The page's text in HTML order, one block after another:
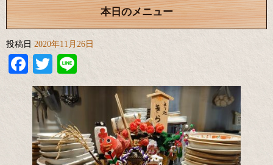
本日のメニュー
投稿日 2020年11月26日
Facebook
Twitter